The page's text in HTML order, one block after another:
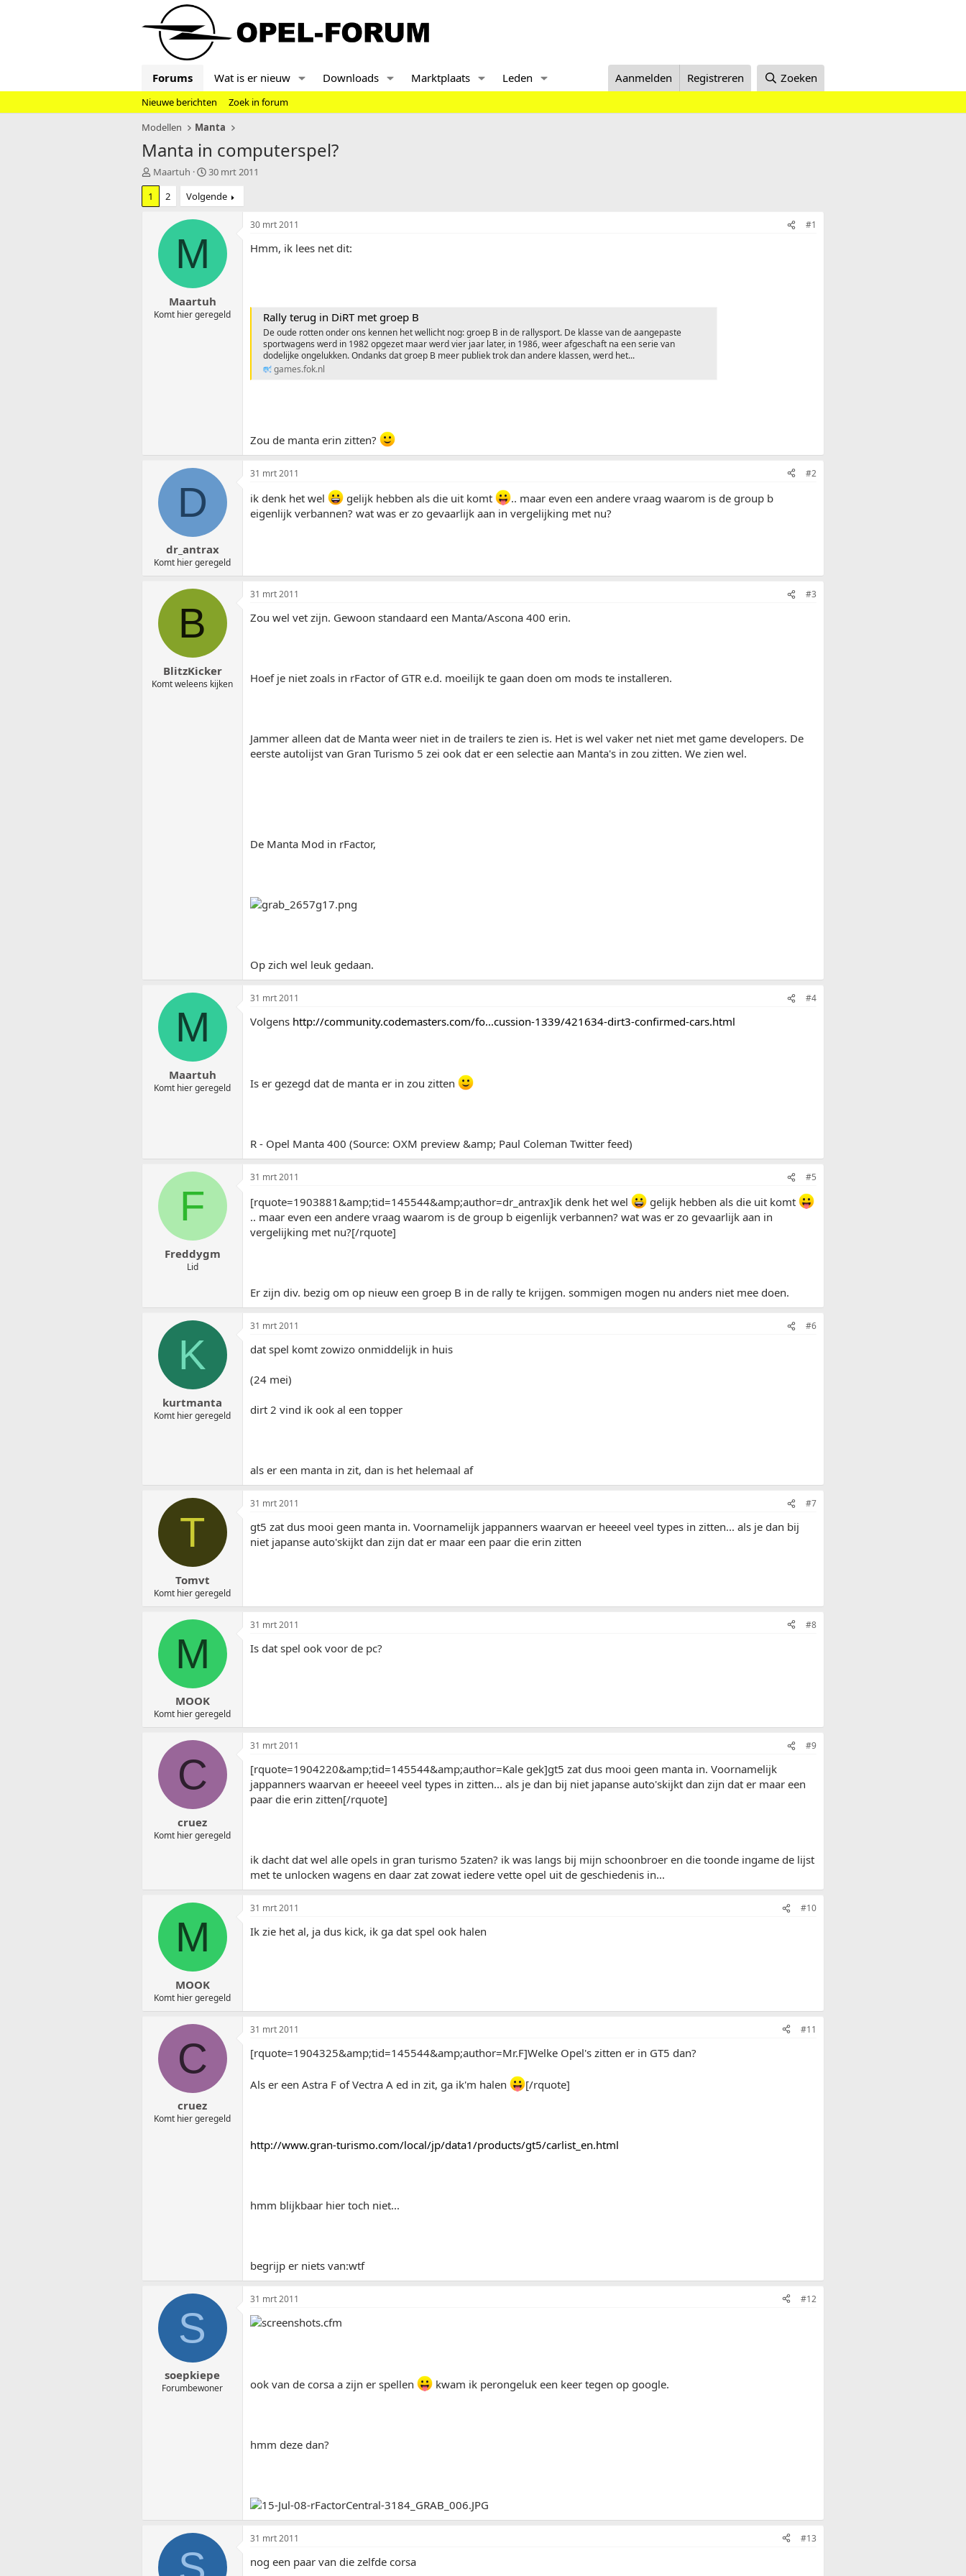
Forums Wat is er nieuw Downloads Marktplaats Leden Aanmelden Registreren Zoeken
Nieuwe berichten
Zoek in forum
Modellen
Manta
Manta in computerspel?
T
o
i
r
Maartuh
S
a
r
t
m
30 mrt 2011
1
2 Volgende
M
Maartuh
Komt hier geregeld
30 mrt 2011 #1
Hmm, ik lees net dit:
Rally terug in DiRT met groep B
De oude rotten onder ons kennen het wellicht nog: groep B in de rallysport. De klasse van de aangepaste
sportwagens werd in 1982 opgezet maar werd vier jaar later, in 1986, weer afgeschaft na een serie van
dodelijke ongelukken. Ondanks dat groep B meer publiek trok dan andere klassen, werd het...
games.fok.nl
Zou de manta erin zitten?
D
dr_antrax
Komt hier geregeld
31 mrt 2011 #2
ik denk het wel gelijk hebben als die uit komt
.. maar even een andere vraag waarom is de group b
eigenlijk verbannen? wat was er zo gevaarlijk aan in vergelijking met nu?
B
BlitzKicker
Komt weleens kijken
31 mrt 2011 #3
Zou wel vet zijn. Gewoon standaard een Manta/Ascona 400 erin.
Hoef je niet zoals in rFactor of GTR e.d. moeilijk te gaan doen om mods te installeren.
Jammer alleen dat de Manta weer niet in de trailers te zien is. Het is wel vaker net niet met game developers. De
eerste autolijst van Gran Turismo 5 zei ook dat er een selectie aan Manta's in zou zitten. We zien wel.
De Manta Mod in rFactor,
Op zich wel leuk gedaan.
M
Maartuh
Komt hier geregeld
31 mrt 2011 #4
Volgens http://community.codemasters.com/fo...cussion-1339/421634-dirt3-confirmed-cars.html
Is er gezegd dat de manta er in zou zitten
R - Opel Manta 400 (Source: OXM preview &amp; Paul Coleman Twitter feed)
F
Freddygm
Lid
31 mrt 2011 #5
[rquote=1903881&amp;tid=145544&amp;author=dr_antrax]ik denk het wel
gelijk hebben als die uit komt
.. maar even een andere vraag waarom is de group b eigenlijk verbannen? wat was er zo gevaarlijk aan in
vergelijking met nu?[/rquote]
Er zijn div. bezig om op nieuw een groep B in de rally te krijgen. sommigen mogen nu anders niet mee doen.
K
kurtmanta
Komt hier geregeld
31 mrt 2011 #6
dat spel komt zowizo onmiddelijk in huis
(24 mei)
dirt 2 vind ik ook al een topper
als er een manta in zit, dan is het helemaal af
T
Tomvt
Komt hier geregeld
31 mrt 2011 #7
gt5 zat dus mooi geen manta in. Voornamelijk jappanners waarvan er heeeel veel types in zitten... als je dan bij
niet japanse auto'skijkt dan zijn dat er maar een paar die erin zitten
M
MOOK
Komt hier geregeld
31 mrt 2011 #8
Is dat spel ook voor de pc?
C
cruez
Komt hier geregeld
31 mrt 2011 #9
[rquote=1904220&amp;tid=145544&amp;author=Kale gek]gt5 zat dus mooi geen manta in. Voornamelijk
jappanners waarvan er heeeel veel types in zitten... als je dan bij niet japanse auto'skijkt dan zijn dat er maar een
paar die erin zitten[/rquote]
ik dacht dat wel alle opels in gran turismo 5zaten? ik was langs bij mijn schoonbroer en die toonde ingame de lijst
met te unlocken wagens en daar zat zowat iedere vette opel uit de geschiedenis in...
M
MOOK
Komt hier geregeld
31 mrt 2011 #10
Ik zie het al, ja dus kick, ik ga dat spel ook halen
C
cruez
Komt hier geregeld
31 mrt 2011 #11
[rquote=1904325&amp;tid=145544&amp;author=Mr.F]Welke Opel's zitten er in GT5 dan?
Als er een Astra F of Vectra A ed in zit, ga ik'm halen [/rquote]
http://www.gran-turismo.com/local/jp/data1/products/gt5/carlist_en.html
hmm blijkbaar hier toch niet...
begrijp er niets van:wtf
S
soepkiepe
Forumbewoner
31 mrt 2011 #12
ook van de corsa a zijn er spellen kwam ik perongeluk een keer tegen op google.
hmm deze dan?
31 mrt 2011 #13
nog een paar van die zelfde corsa